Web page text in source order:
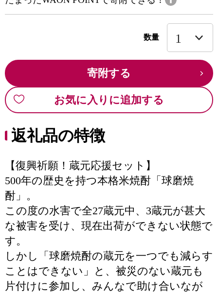
数量
寄附する
お気に入りに追加する
返礼品の特徴
【復興祈願！蔵元応援セット】
500年の歴史を持つ本格米焼酎「球磨焼
酎」。
この度の水害で全27蔵元中、3蔵元が甚大
な被害を受け、現在出荷ができない状態で
す。
しかし「球磨焼酎の蔵元を一つでも減らす
ことはできない」と、被災のない蔵元も
片付けに参加し、みんなで助け合いなが